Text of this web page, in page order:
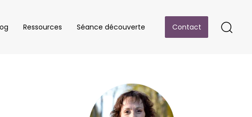
Ressources Séance découverte Contact